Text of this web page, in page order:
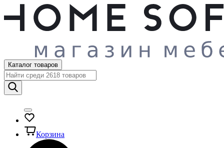
Каталог товаров
Корзина